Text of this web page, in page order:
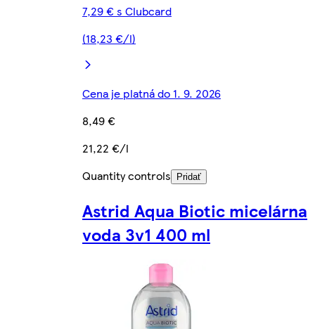
7,29 € s Clubcard
(18,23 €/l)
Cena je platná do 1. 9. 2026
8,49 €
21,22 €/l
Quantity controls
Pridať
Astrid Aqua Biotic micelárna
voda 3v1 400 ml